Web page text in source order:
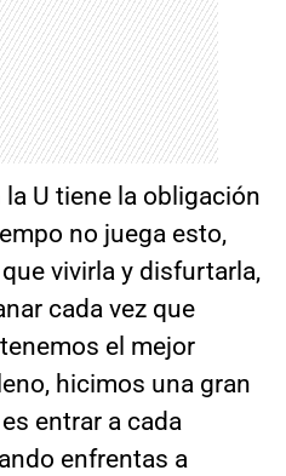
U tiene la obligación
no juega esto,
vivirla y disfurtarla,
cada vez que
el mejor
hicimos una gran
entrar a cada
enfrentas a